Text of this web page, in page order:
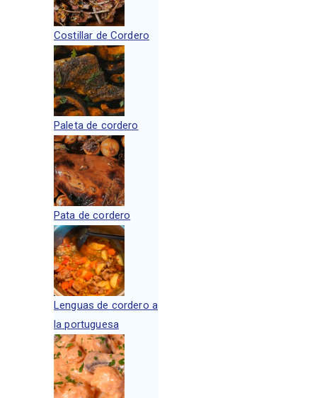
Costillar de Cordero
Paleta de cordero
Pata de cordero
Lenguas de cordero a
la portuguesa